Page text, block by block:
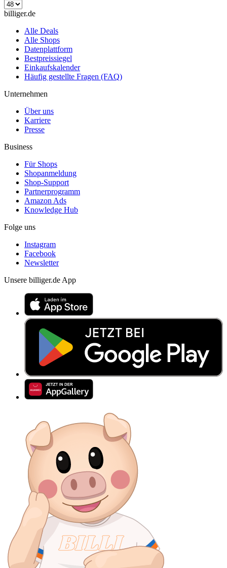
billiger.de
Alle Deals
Alle Shops
Datenplattform
Bestpreissiegel
Einkaufskalender
Häufig gestellte Fragen (FAQ)
Unternehmen
Über uns
Karriere
Presse
Business
Für Shops
Shopanmeldung
Shop-Support
Partnerprogramm
Amazon Ads
Knowledge Hub
Folge uns
Instagram
Facebook
Newsletter
Unsere billiger.de App